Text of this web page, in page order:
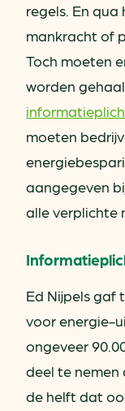
regels. En
mankracht of
Toch moeten
worden
moeten
aangegeven
alle verplichte
Ed Nijpels gaf
voor energie-
ongeveer
deel te
de helft dat